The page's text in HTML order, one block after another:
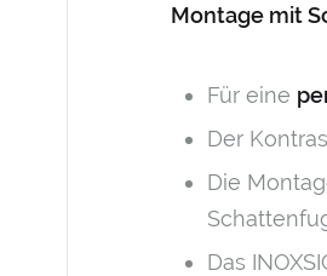
Montage mit
Für eine
Der
Die
Das